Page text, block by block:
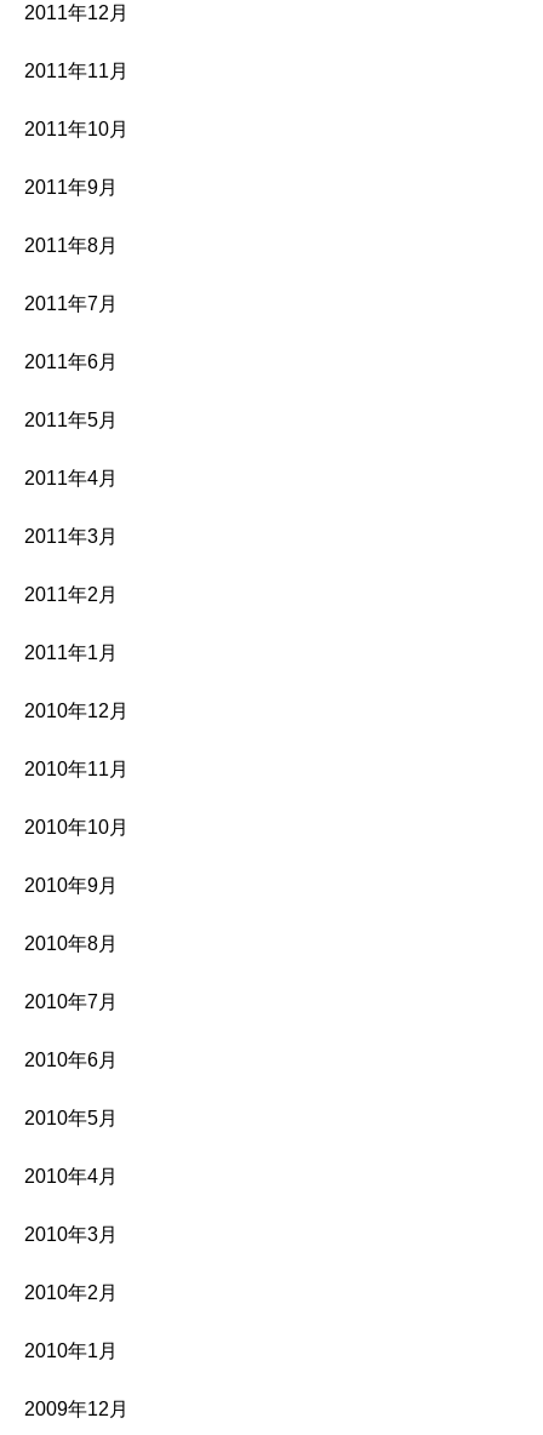
2011年12月
2011年11月
2011年10月
2011年9月
2011年8月
2011年7月
2011年6月
2011年5月
2011年4月
2011年3月
2011年2月
2011年1月
2010年12月
2010年11月
2010年10月
2010年9月
2010年8月
2010年7月
2010年6月
2010年5月
2010年4月
2010年3月
2010年2月
2010年1月
2009年12月